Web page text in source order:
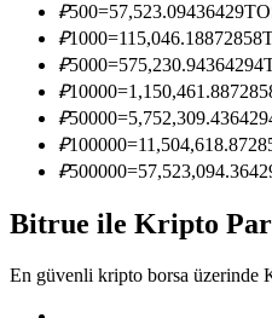
Kopya Tüccarı Olun
Kâr paylaşımı ve kopya
₽500=57,523.09436429
₽1000=115,046.18872858
₽5000=575,230.94364294
₽10000=
₽50000=
₽100000=
₽500000=
Bitrue ile Kripto
En güvenli kripto borsa üzerinde